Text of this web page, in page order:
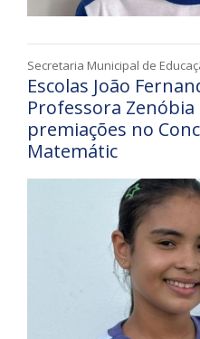
Secretaria Municipal de
Escolas João
Professora
premiações no
Matemátic